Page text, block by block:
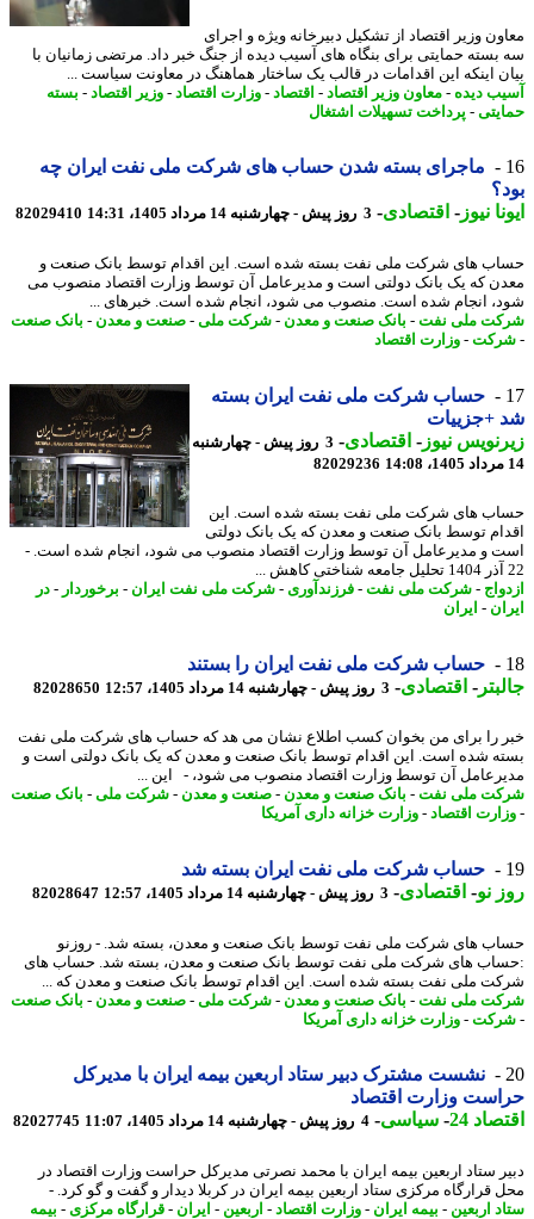
وزیر اقتصاد از تشکیل دبیرخانه ویژه و اجرای
حمایتی برای بنگاه های آسیب دیده از جنگ خبر داد. مرتضی زمانیان با
اینکه این اقدامات در قالب یک ساختار هماهنگ در معاونت سیاست ...
دیده -معاون وزیر اقتصاد-اقتصاد-وزارت اقتصاد-وزیر اقتصاد-بسته
-پرداخت تسهیلات اشتغال
ماجرای بسته شدن حساب های شرکت ملی نفت ایران چه
نیوز-اقتصادی-3 روز پیش - چهارشنبه 14 مرداد 1405، 14:31 82029410
های شرکت ملی نفت بسته شده است. این اقدام توسط بانک صنعت و
که یک بانک دولتی است و مدیرعامل آن توسط وزارت اقتصاد منصوب می
انجام شده است. منصوب می شود، انجام شده است. خبرهای ...
ملی نفت -بانک صنعت و معدن-شرکت ملی -صنعت و معدن-بانک صنعت
-وزارت اقتصاد
حساب شرکت ملی نفت ایران بسته
+جزییات
نیوز-اقتصادی- 3 روز پیش - چهارشنبه
82029236
های شرکت ملی نفت بسته شده است. این
توسط بانک صنعت و معدن که یک بانک دولتی
و مدیرعامل آن توسط وزارت اقتصاد منصوب می شود، انجام شده است. -
-شرکت ملی نفت -فرزندآوری - شرکت ملی نفت ایران - برخوردار-در
- ایران
حساب شرکت ملی نفت ایران را بستند
-اقتصادی-3 روز پیش - چهارشنبه 14 مرداد 1405، 12:57 82028650
را برای من بخوان کسب اطلاع نشان می هد که حساب های شرکت ملی نفت
شده است. این اقدام توسط بانک صنعت و معدن که یک بانک دولتی است و
آن توسط وزارت اقتصاد منصوب می شود، - این ...
ملی نفت -بانک صنعت و معدن-صنعت و معدن-شرکت ملی -بانک صنعت
اقتصاد-وزارت خزانه داری آمریکا
حساب شرکت ملی نفت ایران بسته شد
نو- اقتصادی-3 روز پیش - چهارشنبه 14 مرداد 1405، 12:57 82028647
های شرکت ملی نفت توسط بانک صنعت و معدن، بسته شد. - روزنو
های شرکت ملی نفت توسط بانک صنعت و معدن، بسته شد. حساب های
ملی نفت بسته شده است. این اقدام توسط بانک صنعت و معدن که ...
ملی نفت -بانک صنعت و معدن-شرکت ملی -صنعت و معدن-بانک صنعت
-وزارت خزانه داری آمریکا
نشست مشترک دبیر ستاد اربعین بیمه ایران با مدیرکل
وزارت اقتصاد
24
-سیاسی-4 روز پیش - چهارشنبه 14 مرداد 1405، 11:07 82027745
ستاد اربعین بیمه ایران با محمد نصرتی مدیرکل حراست وزارت اقتصاد در
قرارگاه مرکزی ستاد اربعین بیمه ایران در کربلا دیدار و گفت و گو کرد. -
اربعین -بیمه ایران - وزارت اقتصاد-اربعین -ایران - قرارگاه مرکزی - بیمه